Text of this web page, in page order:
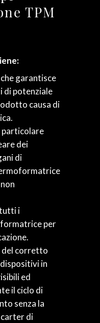
TPM
garantisce
di potenziale
causa di
particolare
dei
di
i
per
corretto
in
ed
il ciclo di
senza la
di